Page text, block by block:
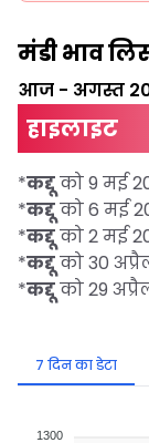
मंडी भाव
आज - अगस्त
हाइलाइट
*कद्दूको 9 मई
*कद्दूको 6 मई
*कद्दूको 2 मई
*कद्दूको 30
*कद्दूको 29
7 दिन का डेटा
1300